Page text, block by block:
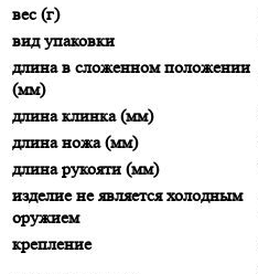
вес (г)
вид упаковки
длина в сложенном положении
(мм)
длина клинка (мм)
длина ножа (мм)
длина рукояти (мм)
изделие не является холодным
оружием
крепление